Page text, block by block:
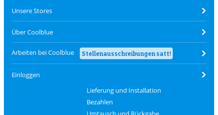
Unsere Stores
Über Coolblue
Arbeiten bei Coolblue Stellenausschreibungen satt!
Einloggen
Lieferung und Installation
Bezahlen